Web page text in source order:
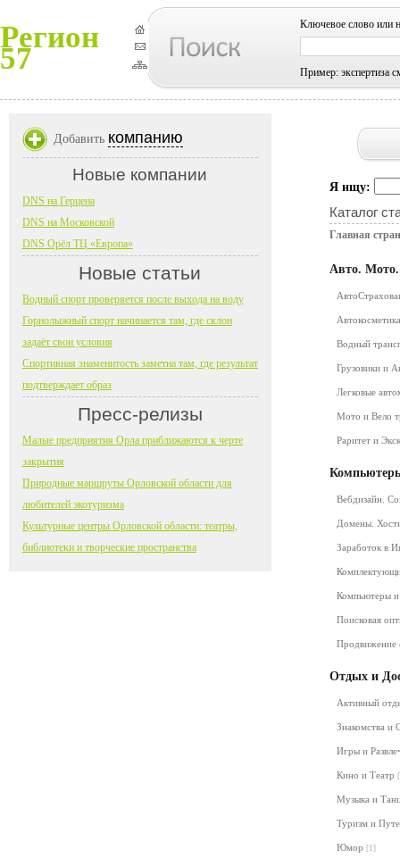
Регион
57
Ключевое слово или
Пример: экспертиза
Я ищу:
Каталог
Главная
Авто.
Водный
Грузовики и
Легковые
Мото и Вело
Раритет и
Вебдизайн.
Домены.
Заработок в
Компьютеры
Поисковая
Продвижение
Отдых и
Активный
Знакомства и
Игры и
Кино и Театр
Музыка и
Туризм и
Юмор [1]
Добавить компанию
Новые компании
DNS на Герцена
DNS на Московской
DNS Орёл ТЦ «Европа»
Новые статьи
Водный спорт проверяется после выхода на воду
Горнолыжный спорт начинается там, где склон
задаёт свои условия
Спортивная знаменитость заметна там, где результат
подтверждает образ
Пресс-релизы
Малые предприятия Орла приближаются к черте
закрытия
Природные маршруты Орловской области для
любителей экотуризма
Культурные центры Орловской области: театры,
библиотеки и творческие пространства